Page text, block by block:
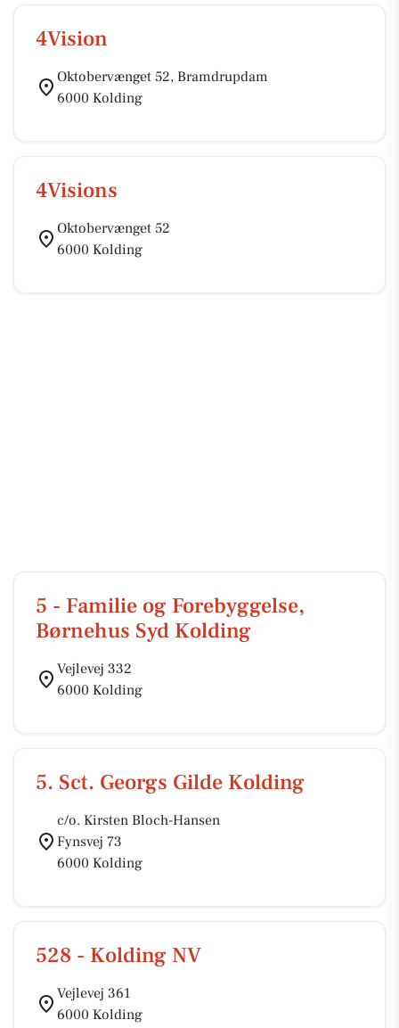
4Vision
Oktobervænget 52, Bramdrupdam
6000 Kolding
4Visions
Oktobervænget 52
6000 Kolding
5 - Familie og Forebyggelse,
Børnehus Syd Kolding
Vejlevej 332
6000 Kolding
5. Sct. Georgs Gilde Kolding
c/o. Kirsten Bloch-Hansen
Fynsvej 73
6000 Kolding
528 - Kolding NV
Vejlevej 361
6000 Kolding